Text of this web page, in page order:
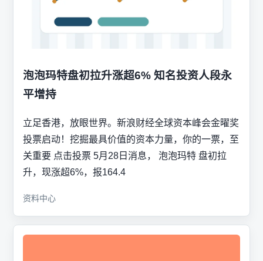
泡泡玛特盘初拉升涨超6% 知名投资人段永
平增持
立足香港，放眼世界。新浪财经全球资本峰会金曜奖
投票启动！挖掘最具价值的资本力量，你的一票，至
关重要 点击投票 5月28日消息， 泡泡玛特 盘初拉
升，现涨超6%，报164.4
资料中心